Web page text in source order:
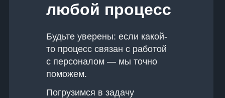
Будьте уверены: если какой-
то процесс связан с работой
с персоналом — мы точно
поможем.
любой процесс
Погрузимся в задачу